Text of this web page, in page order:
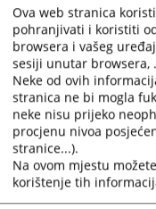
e-pošta: adnan
Prateći
Ova web stranica
pohranjivati i koristiti
browsera i vašeg
sesiji unutar browsera,
Neke od ovih
stranica ne bi mogla
neke nisu prijeko
procjenu nivoa
stranice...).
Na ovom mjestu
korištenje tih